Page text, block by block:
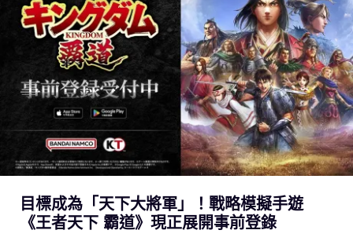
目標成為「天下大將軍」！戰略模擬手遊
《王者天下 霸道》現正展開事前登錄